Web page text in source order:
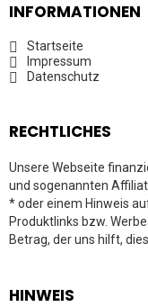
INFORMATIONEN
Startseite
Impressum
Datenschutz
RECHTLICHES
Unsere Webseite
und sogenannten
* oder einem Hinweis
Produktlinks bzw.
Betrag, der uns hilft,
HINWEIS